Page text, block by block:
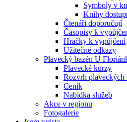
Symboly v
Knihy
Čtenáři doporučují
Časopisy k
Hračky k vypůjčení
Užitečné odkazy
Plavecký bazén U
Plavecké kurzy
Rozvrh plaveckých
Ceník
Nabídka služeb
Akce v regionu
Fotogalerie